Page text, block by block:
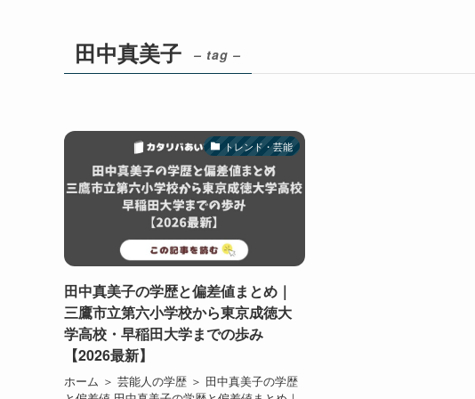
田中真美子 – tag –
トレンド・芸能
田中真美子の学歴と偏差値まとめ｜
三鷹市立第六小学校から東京成徳大
学高校・早稲田大学までの歩み
【2026最新】
ホーム ＞ 芸能人の学歴 ＞ 田中真美子の学歴